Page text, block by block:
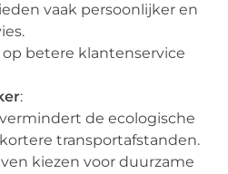
vaak persoonlijker en
betere klantenservice
:
de ecologische
transportafstanden.
kiezen voor duurzame